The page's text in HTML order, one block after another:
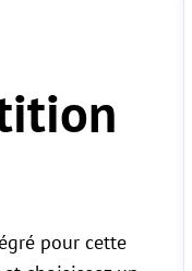
pour cette